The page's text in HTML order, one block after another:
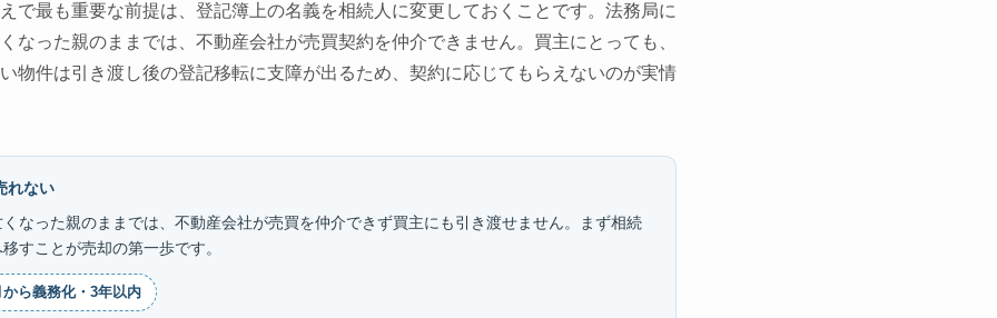
で最も重要な前提は、登記簿上の名義を相続人に変更しておくことです。法務局に
なった親のままでは、不動産会社が売買契約を仲介できません。買主にとっても、
物件は引き渡し後の登記移転に支障が出るため、契約に応じてもらえないのが実情
れない
なった親のままでは、不動産会社が売買を仲介できず買主にも引き渡せません。まず相続
すことが売却の第一歩です。
ら義務化・3年以内